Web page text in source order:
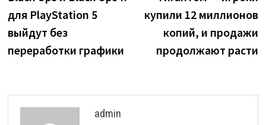
для PlayStation 5
выйдут без
переработки графики
купили 12 миллионов
копий, и продажи
продолжают расти
admin